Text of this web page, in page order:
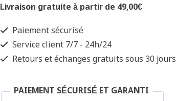
Top
Livraison gratuite à partir de 49,00€
Paiement sécurisé
Service client 7/7 - 24h/24
Retours et échanges gratuits sous 30 jours
PAIEMENT SÉCURISÉ ET GARANTI